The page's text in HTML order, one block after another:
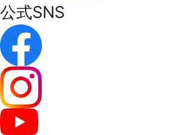
公式SNS